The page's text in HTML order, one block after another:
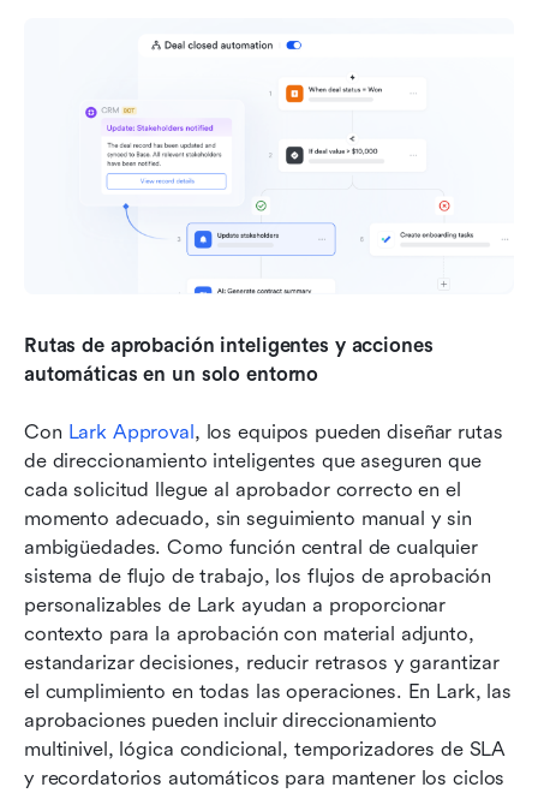
Rutas de aprobación inteligentes y acciones
automáticas en un solo entorno
Con Lark Approval, los equipos pueden diseñar rutas
de direccionamiento inteligentes que aseguren que
cada solicitud llegue al aprobador correcto en el
momento adecuado, sin seguimiento manual y sin
ambigüedades. Como función central de cualquier
sistema de flujo de trabajo, los flujos de aprobación
personalizables de Lark ayudan a proporcionar
contexto para la aprobación con material adjunto,
estandarizar decisiones, reducir retrasos y garantizar
el cumplimiento en todas las operaciones. En Lark, las
aprobaciones pueden incluir direccionamiento
multinivel, lógica condicional, temporizadores de SLA
y recordatorios automáticos para mantener los ciclos